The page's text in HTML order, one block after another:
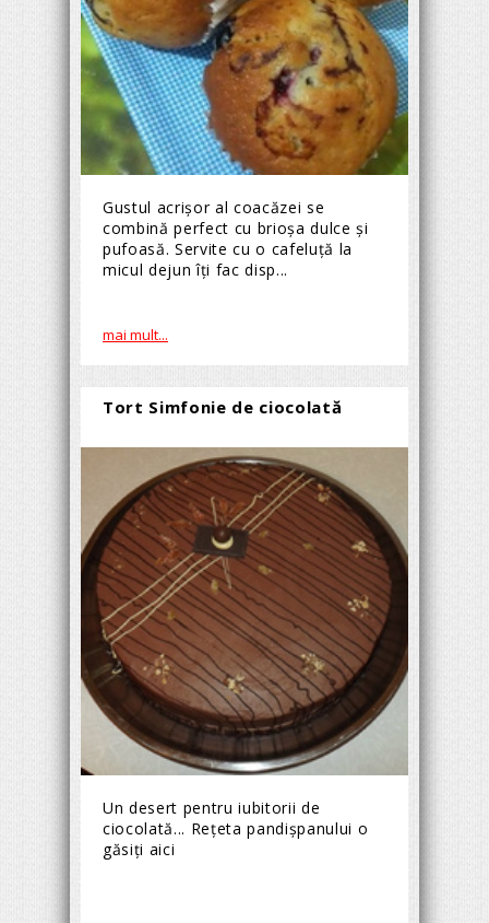
Gustul acrișor al coacăzei se
combină perfect cu brioșa dulce și
pufoasă. Servite cu o cafeluță la
micul dejun îți fac disp...
mai mult...
Tort Simfonie de ciocolată
Un desert pentru iubitorii de
ciocolată... Rețeta pandișpanului o
găsiți aici